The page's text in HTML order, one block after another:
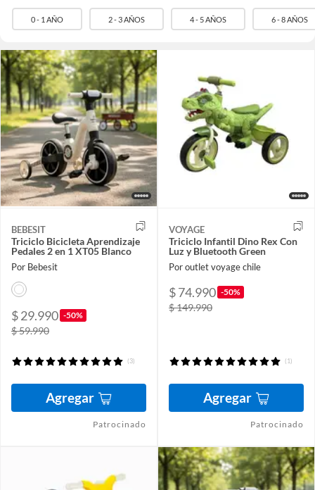
0 - 1 AÑO 2 - 3 AÑOS 4 - 5 AÑOS 6 - 8 AÑOS
BEBESIT
Triciclo Bicicleta Aprendizaje
Pedales 2 en 1 XT05 Blanco
Por Bebesit
$ 29.990 -50%
$ 59.990
(3)
Agregar
Patrocinado
VOYAGE
Triciclo Infantil Dino Rex Con
Luz y Bluetooth Green
Por outlet voyage chile
$ 74.990 -50%
$ 149.990
(1)
Agregar
Patrocinado